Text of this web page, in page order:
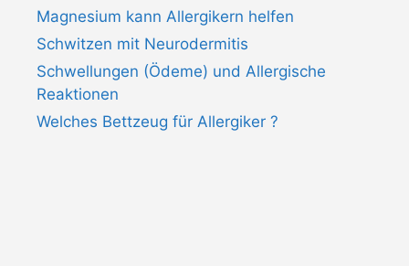
Magnesium kann Allergikern helfen
Schwitzen mit Neurodermitis
Schwellungen (Ödeme) und Allergische
Reaktionen
Welches Bettzeug für Allergiker ?